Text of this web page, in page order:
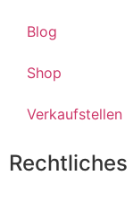
Blog
Shop
Verkaufstellen
Rechtliches